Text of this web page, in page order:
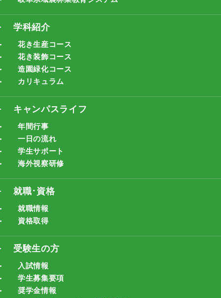
学科紹介
花き生産コース
花き装飾コース
造園緑化コース
カリキュラム
キャンパスライフ
年間行事
一日の流れ
学生サポート
海外視察研修
就職･資格
就職情報
資格取得
受験生の方
入試情報
学生募集要項
奨学金情報